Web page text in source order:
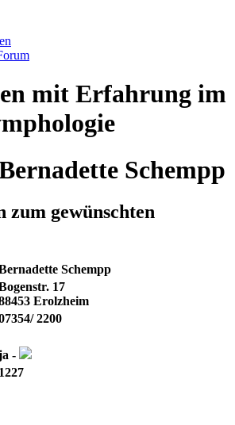
mit Erfahrung im
Schempp
zum gewünschten
Schempp
17
Erolzheim
2200
-
1227